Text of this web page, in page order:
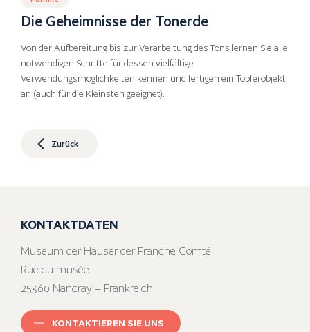
Die Geheimnisse der Tonerde
Von der Aufbereitung bis zur Verarbeitung des Tons lernen Sie alle
notwendigen Schritte für dessen vielfältige
Verwendungsmöglichkeiten kennen und fertigen ein Töpferobjekt
an (auch für die Kleinsten geeignet).
Zurück
KONTAKTDATEN
Museum der Häuser der Franche-Comté
Rue du musée
25360 Nancray – Frankreich
KONTAKTIEREN SIE UNS